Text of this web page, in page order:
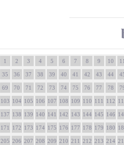
1 2 3 4 5 6 7 8 9 10
35 36 37 38 39 40 41 42 43 44
69 70 71 72 73 74 75 76 77 78
103 104 105 106 107 108 109 110 111 112
137 138 139 140 141 142 143 144 145 146
171 172 173 174 175 176 177 178 179 180
205 206 207 208 209 210 211 212 213 214